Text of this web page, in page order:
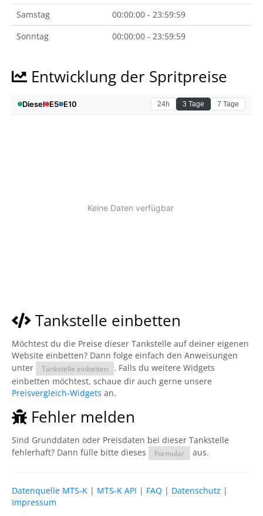
Samstag
00:00:00 - 23:59:59
Sonntag
00:00:00 - 23:59:59
Entwicklung der Spritpreise
Tankstelle einbetten
Möchtest du die Preise dieser Tankstelle auf deiner eigenen
Website einbetten? Dann folge einfach den Anweisungen
unter
Tankstelle einbetten
. Falls du weitere Widgets
einbetten möchtest, schaue dir auch gerne unsere
Preisvergleich-Widgets an.
Fehler melden
Sind Grunddaten oder Preisdaten bei dieser Tankstelle
fehlerhaft? Dann fülle bitte dieses
Formular aus.
Datenquelle MTS-K | MTS-K API | FAQ | Datenschutz |
Impressum